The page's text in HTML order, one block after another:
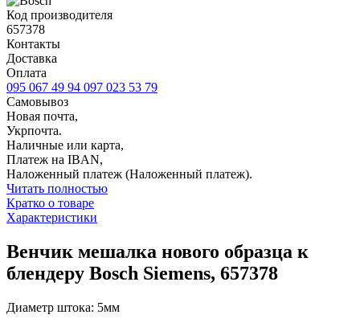
Код производителя
657378
Контакты
Доставка
Оплата
095 067 49 94 097 023 53 79
Самовывоз
Новая почта,
Укрпочта.
Наличные или карта,
Платеж на IBAN,
Наложенный платеж (Наложенный платеж).
Читать полностью
Кратко о товаре
Характеристики
Венчик мешалка нового образца к
блендеру Bosch Siemens, 657378
Диаметр штока: 5мм